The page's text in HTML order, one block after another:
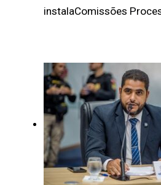
instalaComissões